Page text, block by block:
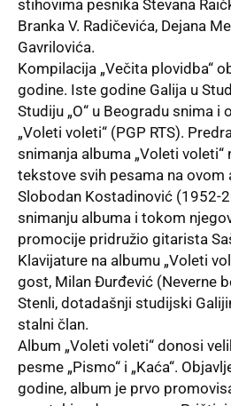
stihovima pesnika Stevana
Branka V. Radičevića, Dejana
Gavrilovića.
Kompilacija „Večita plovidba“
godine. Iste godine Galija u
Studiju „O“ u Beogradu snima i
„Voleti voleti“ (PGP RTS).
snimanja albuma „Voleti voleti“
tekstove svih pesama na ovom
Slobodan Kostadinović (1952-
snimanju albuma i tokom
promocije pridružio gitarista
Klavijature na albumu „Voleti
gost, Milan Đurđević (Neverne
Stenli, dotadašnji studijski
stalni član.
Album „Voleti voleti“ donosi
pesme „Pismo“ i „Kaća“.
godine, album je prvo